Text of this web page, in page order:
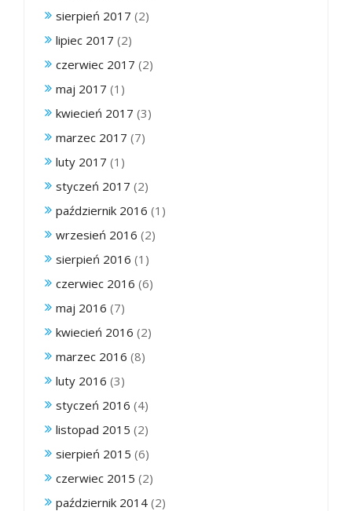
sierpień 2017 (2)
lipiec 2017 (2)
czerwiec 2017 (2)
maj 2017 (1)
kwiecień 2017 (3)
marzec 2017 (7)
luty 2017 (1)
styczeń 2017 (2)
październik 2016 (1)
wrzesień 2016 (2)
sierpień 2016 (1)
czerwiec 2016 (6)
maj 2016 (7)
kwiecień 2016 (2)
marzec 2016 (8)
luty 2016 (3)
styczeń 2016 (4)
listopad 2015 (2)
sierpień 2015 (6)
czerwiec 2015 (2)
październik 2014 (2)